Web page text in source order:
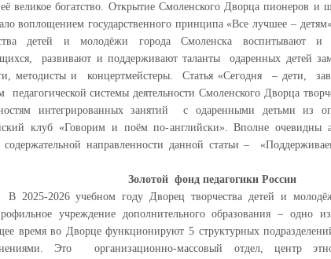
великое богатство. Открытие Смоленского Дворца пионеров и
воплощением государственного принципа «Все лучшее –
детей и молодёжи города Смоленска воспитывают и
развивают и поддерживают таланты одаренных детей
методисты и концертмейстеры. Статья «Сегодня – дети,
педагогической системы деятельности Смоленского Дворца
интегрированных занятий с одаренными детьми из
клуб «Говорим и поём по-английски». Вполне очевидны
содержательной направленности данной статьи –
Золотой фонд педагогики России
2026 учебном году Дворец творчества детей и
учреждение дополнительного образования – одно
время во Дворце функционируют 5 структурных
Это организационно-массовый отдел, центр